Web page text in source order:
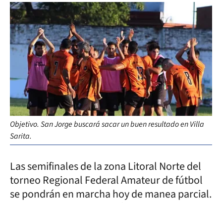
Objetivo. San Jorge buscará sacar un buen resultado en Villa
Sarita.
Las semifinales de la zona Litoral Norte del
torneo Regional Federal Amateur de fútbol
se pondrán en marcha hoy de manea parcial.